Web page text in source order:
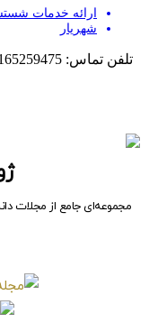
مجموعه‌ای جامع از مجلات